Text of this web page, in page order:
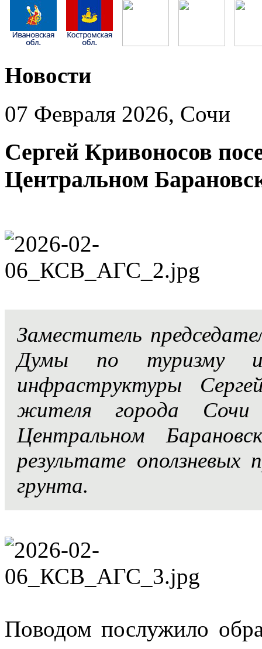
Новости
07 Февраля 2026, Сочи
Сергей Кривоносов
Центральном
Заместитель
Думы по туризму и
инфраструктуры
жителя города
Центральном
результате оползневых
грунта.
Поводом послужило